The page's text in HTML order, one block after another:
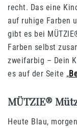
recht. Das eine
auf ruhige Farben
gibt es bei
Farben selbst
zweifarbig – Dein
es auf der Seite „
MÜTZIE®
Heute Blau,